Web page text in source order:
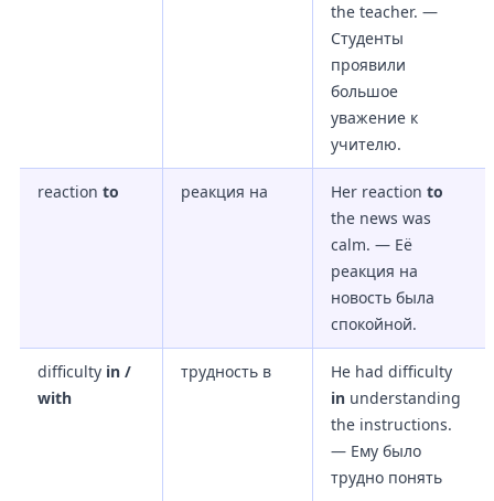
the teacher. —
Студенты
проявили
большое
уважение к
учителю.
reaction to реакция на Her reaction to
the news was
calm. — Её
реакция на
новость была
спокойной.
difficulty in /
with
трудность в
He had difficulty
in understanding
the instructions.
— Ему было
трудно понять